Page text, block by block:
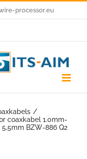
processor.eu
coaxkabel 1.0mm-
5,5mm BZW-886 Q2